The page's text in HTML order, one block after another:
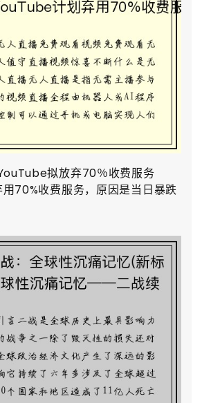
拟放弃70％收费服务
70%收费服务，原因是当日暴跌